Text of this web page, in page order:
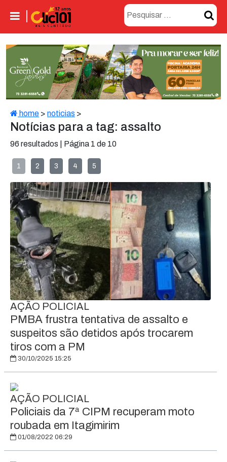
home > noticias >
Notícias para a tag: assalto
96 resultados | Página 1 de 10
1 2 3 4 5
AÇÃO POLICIAL
PMBA frustra tentativa de assalto e
suspeitos são detidos após trocarem
tiros com a PM
30/10/2025 15:25
AÇÃO POLICIAL
Policiais da 7ª CIPM recuperam moto
roubada em Itagimirim
01/08/2022 06:29